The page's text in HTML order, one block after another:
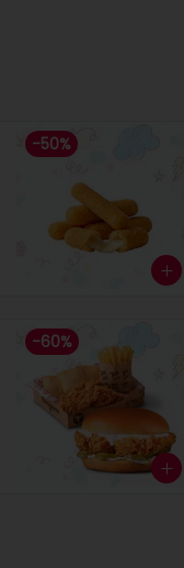
-50%
-60%